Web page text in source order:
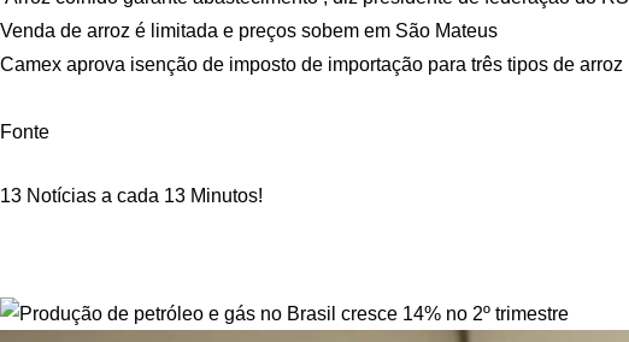
Venda de arroz é limitada e preços sobem em São Mateus
Camex aprova isenção de imposto de importação para três tipos de arroz
Fonte
13 Notícias a cada 13 Minutos!